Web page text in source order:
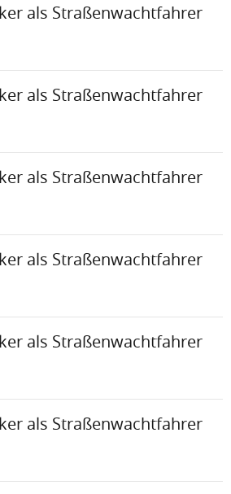
als Straßenwachtfahrer
als Straßenwachtfahrer
als Straßenwachtfahrer
als Straßenwachtfahrer
als Straßenwachtfahrer
als Straßenwachtfahrer